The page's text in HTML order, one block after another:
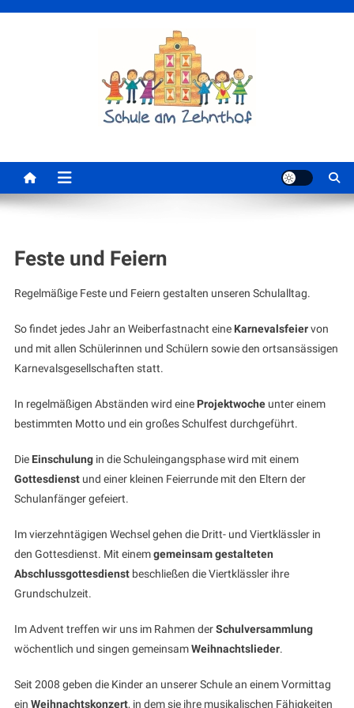
Feste und Feiern
Regelmäßige Feste und Feiern gestalten unseren Schulalltag.
So findet jedes Jahr an Weiberfastnacht eineKarnevalsfeiervon
und mit allen Schülerinnen und Schülern sowie den ortsansässigen
Karnevalsgesellschaften statt.
In regelmäßigen Abständen wird eine Projektwocheunter einem
bestimmten Motto und ein großes Schulfest durchgeführt.
DieEinschulungin die Schuleingangsphase wird mit einem
Gottesdienstund einer kleinen Feierrunde mit den Eltern der
Schulanfänger gefeiert.
Im vierzehntägigen Wechsel gehen die Dritt- und Viertklässler in
den Gottesdienst. Mit einemgemeinsam gestalteten
Abschlussgottesdienstbeschließen die Viertklässler ihre
Grundschulzeit.
Im Advent treffen wir uns im Rahmen derSchulversammlung
wöchentlich und singen gemeinsamWeihnachtslieder.
Seit 2008 geben die Kinder an unserer Schule an einem Vormittag
ein Weihnachtskonzert, in dem sie ihre musikalischen Fähigkeiten